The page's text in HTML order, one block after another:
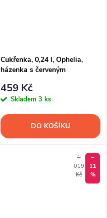
Cukřenka, 0,24 l, Ophelia,
házenka s červeným
459 Kč
Skladem 3 ks
DO KOŠÍKU
1
019
Kč
–
11
%